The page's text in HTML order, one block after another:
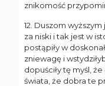
znikomość
12. Duszom
za niski i tak jest w
postąpiły w
zniewagę i
dopuściły tę myśl,
świata, że dobra te